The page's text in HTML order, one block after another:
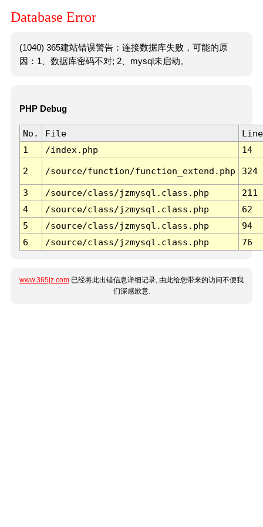
Database Error
(1040) 365建站错误警告：连接数据库失败，可能的原
因：1、数据库密码不对; 2、mysql未启动。
PHP Debug
No. File
Line
1
/index.php 14
2 /source/function/function_extend.php 324
3 /source/class/jzmysql.class.php
211
4
/source/class/jzmysql.class.php
62
5
/source/class/jzmysql.class.php
94
6
/source/class/jzmysql.class.php 76
www.365jz.com 已经将此出错信息详细记录, 由此给您带来的访问不便我
们深感歉意.